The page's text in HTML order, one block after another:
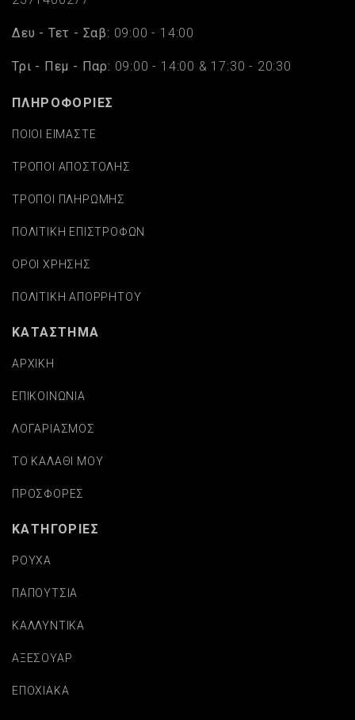
Δευ - Τετ - Σαβ: 09:00 - 14:00
Τρι - Πεμ - Παρ: 09:00 - 14:00 & 17:30 - 20:30
ΠΛΗΡΟΦΟΡΙΕΣ
ΠΟΙΟΙ ΕΙΜΑΣΤΕ
ΤΡΟΠΟΙ ΑΠΟΣΤΟΛΗΣ
ΤΡΟΠΟΙ ΠΛΗΡΩΜΗΣ
ΠΟΛΙΤΙΚΗ ΕΠΙΣΤΡΟΦΩΝ
ΟΡΟΙ ΧΡΗΣΗΣ
ΠΟΛΙΤΙΚΗ ΑΠΟΡΡΗΤΟΥ
ΚΑΤΑΣΤΗΜΑ
ΑΡΧΙΚΗ
ΕΠΙΚΟΙΝΩΝΙΑ
ΛΟΓΑΡΙΑΣΜΟΣ
ΤΟ ΚΑΛΑΘΙ ΜΟΥ
ΠΡΟΣΦΟΡΕΣ
ΚΑΤΗΓΟΡΙΕΣ
ΡΟΥΧΑ
ΠΑΠΟΥΤΣΙΑ
ΚΑΛΛΥΝΤΙΚΑ
ΑΞΕΣΟΥΑΡ
ΕΠΟΧΙΑΚΑ